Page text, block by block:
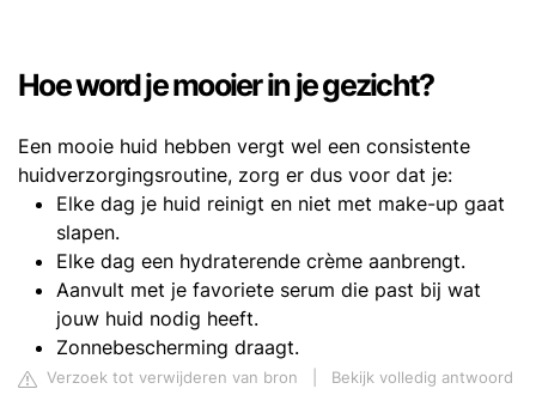
Hoe word je mooier in je gezicht?
Een mooie huid hebben vergt wel een consistente
huidverzorgingsroutine, zorg er dus voor dat je:
Elke dag je huid reinigt en niet met make-up gaat
slapen.
Elke dag een hydraterende crème aanbrengt.
Aanvult met je favoriete serum die past bij wat
jouw huid nodig heeft.
Zonnebescherming draagt.
Verzoek tot verwijderen van bron
Bekijk volledig antwoord